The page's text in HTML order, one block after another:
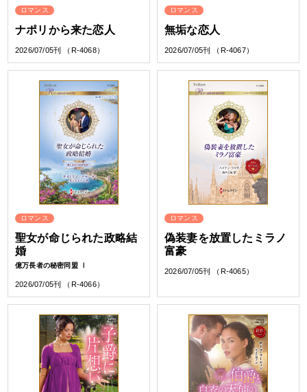
ロマンス
ナポリから来た恋人
2026/07/05刊 （R-4068）
ロマンス
無垢な恋人
2026/07/05刊 （R-4067）
ロマンス
聖女が命じられた政略結
婚
億万長者の秘密同盟 Ⅰ
2026/07/05刊 （R-4066）
ロマンス
偽装妻を放置したミラノ
富豪
2026/07/05刊 （R-4065）